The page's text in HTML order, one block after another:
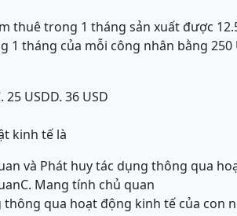
thuê trong 1 tháng sản xuất được
1 tháng của mỗi công nhân bằng 250
25 USDD. 36 USD
kinh tế là
và Phát huy tác dụng thông qua
C. Mang tính chủ quan
thông qua hoạt động kinh tế của con